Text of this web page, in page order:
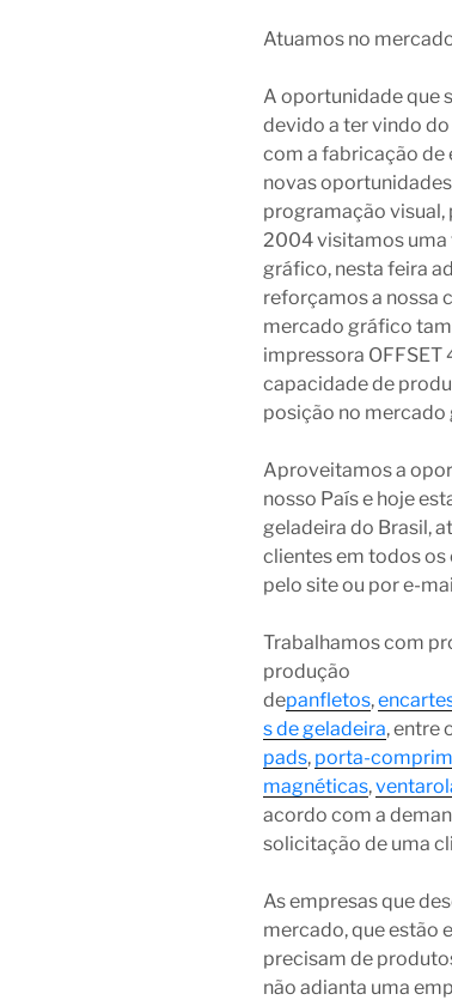
Atuamos no
A oportunidade que
devido a ter vindo
com a fabricação de
novas
programação visual,
2004 visitamos uma
gráfico, nesta feira
reforçamos a nossa
mercado gráfico
impressora OFFSET
capacidade de
posição no mercado
Aproveitamos a
nosso País e hoje
geladeira do Brasil,
clientes em todos os
pelo site ou por e-
Trabalhamos com
produção
depanfletos,
s de geladeira, entre
pads, porta-
magnéticas,
acordo com a
solicitação de uma
As empresas que
mercado, que estão
precisam de
não adianta uma